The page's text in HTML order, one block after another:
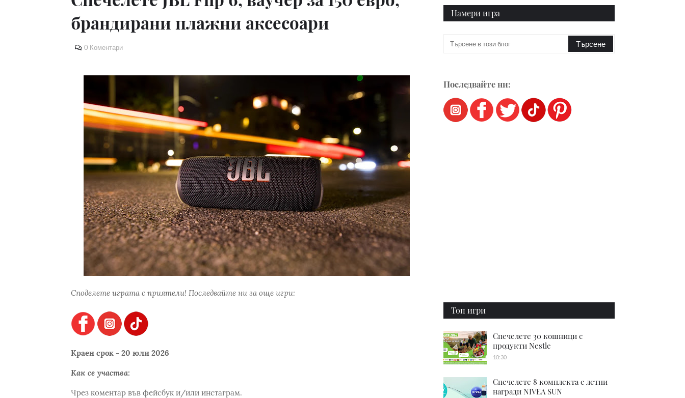
брандирани плажни аксесоари
0 Коментари
Споделете играта с приятели! Последвайте ни за още игри:
Краен срок - 20 юли 2026
Как се участва:
Чрез коментар във фейсбук и/или инстаграм.
Намери игра
Последвайте ни:
Топ игри
Спечелете 30 кошници с
продукти Nestle
10:30
Спечелете 8 комплекта с летни
награди NIVEA SUN